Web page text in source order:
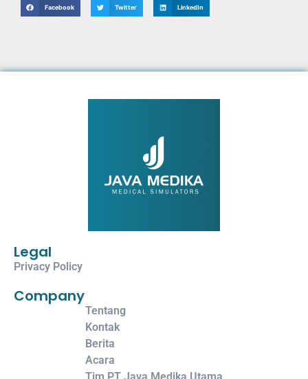
Facebook Twitter LinkedIn
Legal
Privacy Policy
Tentang
Kontak
Berita
Acara
Company